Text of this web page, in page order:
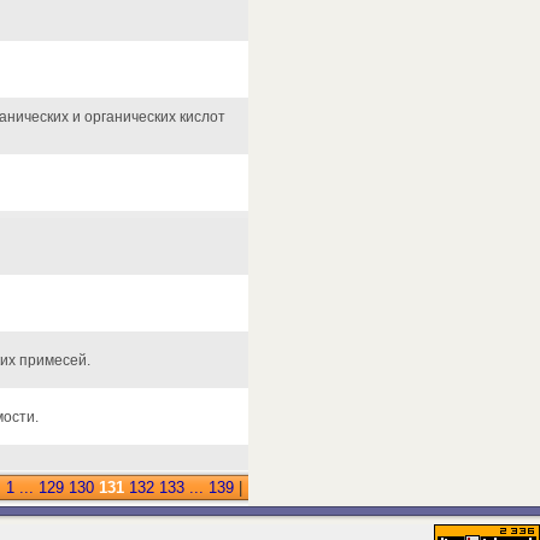
и органических кислот
примесей.
1 ... 129 130 131 132 133 ... 139